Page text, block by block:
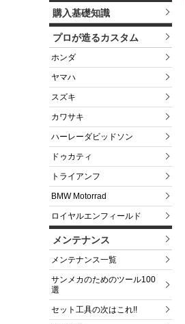
購入基礎知識
プロが造るカスタム
ホンダ
ヤマハ
スズキ
カワサキ
ハーレーダビッドソン
ドゥカティ
トライアンフ
BMW Motorrad
ロイヤルエンフィールド
メンテナンス
メンテナンス一覧
サンメカのためのツール100
選
セット工具の次はこれ!!